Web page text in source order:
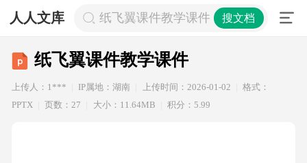
人人文库 纸飞翼课件教学课件 搜文档
纸飞翼课件教学课件
上传人：1*** IP属地：湖南 上传时间：2026-01-02
格式：
PPTX
页数：27 大小：11.64MB 积分：5.99